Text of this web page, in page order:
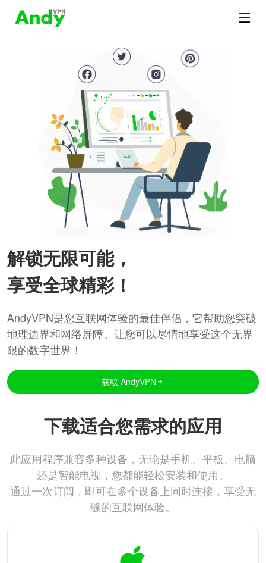
解锁无限可能，
享受全球精彩！
AndyVPN是您互联网体验的最佳伴侣，它帮助您突破
地理边界和网络屏障。让您可以尽情地享受这个无界
限的数字世界！
获取 AndyVPN
下载适合您需求的应用
此应用程序兼容多种设备，无论是手机、平板、电脑
还是智能电视，您都能轻松安装和使用。
通过一次订阅，即可在多个设备上同时连接，享受无
缝的互联网体验。